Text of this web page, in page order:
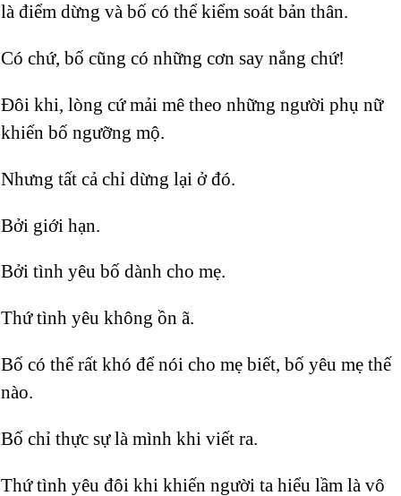
là điểm dừng và bố có thể kiểm soát bản thân.
Có chứ, bố cũng có những cơn say nắng chứ!
Đôi khi, lòng cứ mải mê theo những người phụ nữ
khiến bố ngưỡng mộ.
Nhưng tất cả chỉ dừng lại ở đó.
Bởi giới hạn.
Bởi tình yêu bố dành cho mẹ.
Thứ tình yêu không ồn ã.
Bố có thể rất khó để nói cho mẹ biết, bố yêu mẹ thế
nào.
Bố chỉ thực sự là mình khi viết ra.
Thứ tình yêu đôi khi khiến người ta hiểu lầm là vô